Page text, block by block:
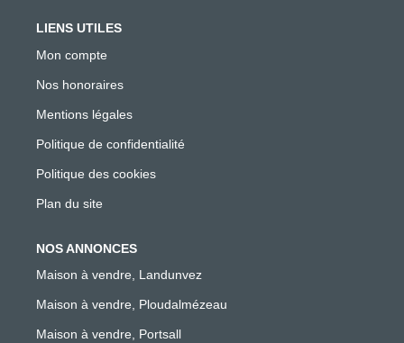
LIENS UTILES
Mon compte
Nos honoraires
Mentions légales
Politique de confidentialité
Politique des cookies
Plan du site
NOS ANNONCES
Maison à vendre, Landunvez
Maison à vendre, Ploudalmézeau
Maison à vendre, Portsall